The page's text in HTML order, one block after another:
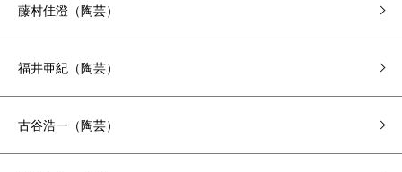
藤村佳澄（陶芸）
福井亜紀（陶芸）
古谷浩一（陶芸）